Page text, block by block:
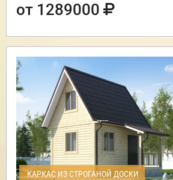
от 1289000
КАРКАС ИЗ СТРОГАНОЙ ДОСКИ